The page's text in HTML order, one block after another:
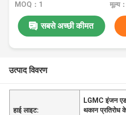
MOQ：1 मूल्य
सबसे अच्छी कीमत
उत्पाद विवरण
हाई लाइट:
LGMC इंजन
थकान प्रतिरोध